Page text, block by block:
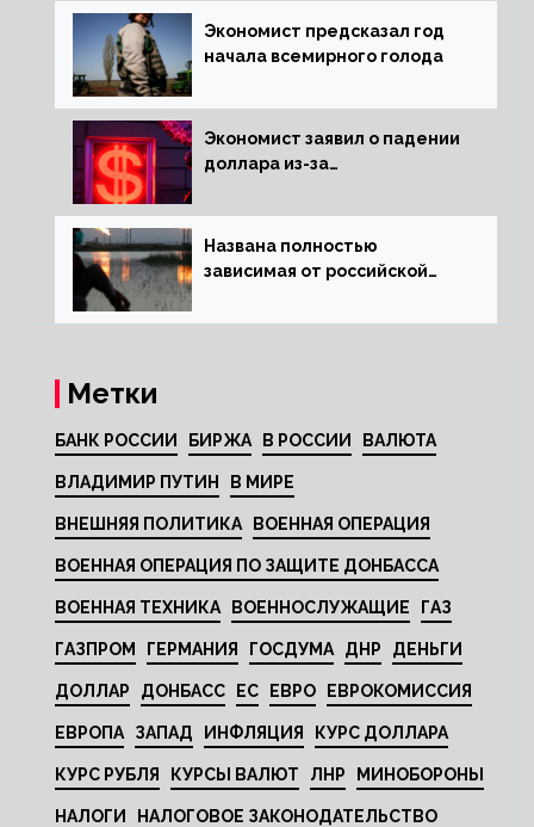
Экономист предсказал год
начала всемирного голода
Экономист заявил о падении
доллара из-за
Названа полностью
зависимая от российской
Метки
БАНК РОССИИ БИРЖА В РОССИИ ВАЛЮТА
ВЛАДИМИР ПУТИН В МИРЕ
ВНЕШНЯЯ ПОЛИТИКА ВОЕННАЯ ОПЕРАЦИЯ
ВОЕННАЯ ОПЕРАЦИЯ ПО ЗАЩИТЕ ДОНБАССА
ВОЕННАЯ ТЕХНИКА ВОЕННОСЛУЖАЩИЕ ГАЗ
ГАЗПРОМ ГЕРМАНИЯ ГОСДУМА ДНР ДЕНЬГИ
ДОЛЛАР ДОНБАСС ЕС ЕВРО ЕВРОКОМИССИЯ
ЕВРОПА ЗАПАД ИНФЛЯЦИЯ КУРС ДОЛЛАРА
КУРС РУБЛЯ КУРСЫ ВАЛЮТ ЛНР МИНОБОРОНЫ
НАЛОГИ НАЛОГОВОЕ ЗАКОНОДАТЕЛЬСТВО